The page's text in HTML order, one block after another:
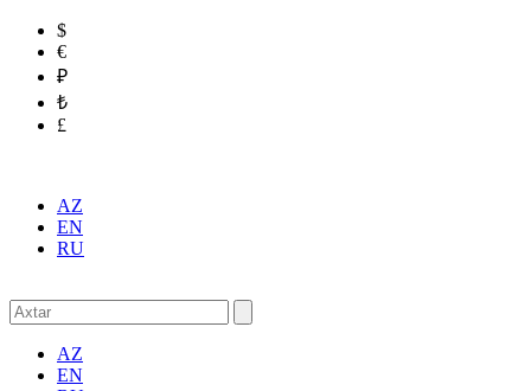
$
€
₽
₺
£
AZ
EN
RU
AZ
EN